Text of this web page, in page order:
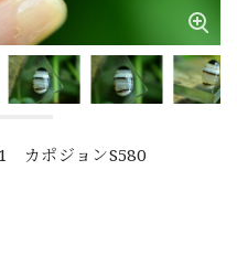
カポジョンS580